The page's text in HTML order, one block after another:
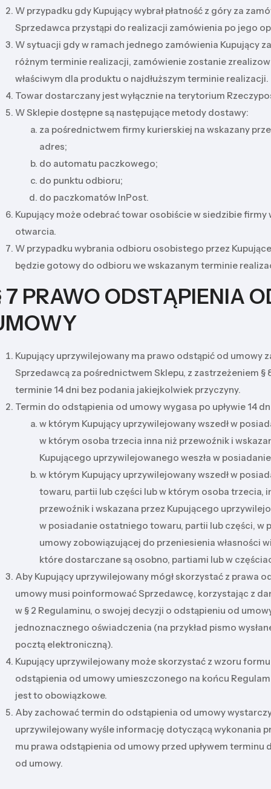
W przypadku gdy Kupujący wybrał płatność z góry za
Sprzedawca przystąpi do realizacji zamówienia po jego
W sytuacji gdy w ramach jednego zamówienia Kupujący
różnym terminie realizacji, zamówienie zostanie
właściwym dla produktu o najdłuższym terminie realizacji.
Towar dostarczany jest wyłącznie na terytorium
W Sklepie dostępne są następujące metody dostawy:
za pośrednictwem firmy kurierskiej na wskazany
adres;
do automatu paczkowego;
do punktu odbioru;
do paczkomatów InPost.
Kupujący może odebrać towar osobiście w siedzibie firmy
otwarcia.
W przypadku wybrania odbioru osobistego przez
będzie gotowy do odbioru we wskazanym terminie
7 PRAWO ODSTĄPIENIA
Kupujący uprzywilejowany ma prawo odstąpić od umowy
Sprzedawcą za pośrednictwem Sklepu, z zastrzeżeniem §
terminie 14 dni bez podania jakiejkolwiek przyczyny.
Termin do odstąpienia od umowy wygasa po upływie 14
w którym Kupujący uprzywilejowany wszedł w
w którym osoba trzecia inna niż przewoźnik i
Kupującego uprzywilejowanego weszła w
w którym Kupujący uprzywilejowany wszedł w
towaru, partii lub części lub w którym osoba trzecia,
przewoźnik i wskazana przez Kupującego
w posiadanie ostatniego towaru, partii lub części, w
umowy zobowiązującej do przeniesienia własności
które dostarczane są osobno, partiami lub w
Aby Kupujący uprzywilejowany mógł skorzystać z prawa
umowy musi poinformować Sprzedawcę, korzystając z
w § 2 Regulaminu, o swojej decyzji o odstąpieniu od
jednoznacznego oświadczenia (na przykład pismo
pocztą elektroniczną).
Kupujący uprzywilejowany może skorzystać z wzoru
odstąpienia od umowy umieszczonego na końcu
jest to obowiązkowe.
Aby zachować termin do odstąpienia od umowy
uprzywilejowany wyśle informację dotyczącą wykonania
mu prawa odstąpienia od umowy przed upływem terminu
od umowy.